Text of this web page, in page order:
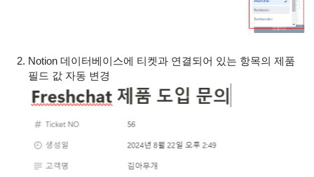
Notion 데이터베이스에 티켓과 연결되어 있는 항목의 제품
필드 값 자동 변경